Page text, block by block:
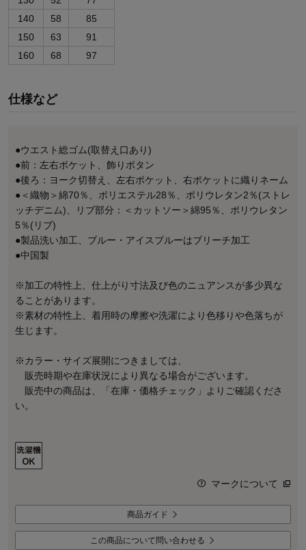
140
58
85
150
63
91
160
68 97
仕様など
●ウエスト総ゴム(取替え口あり)
●前：左右ポケット、飾りボタン
●後ろ：ヨーク切替え、左右ポケット、右ポケットに織りネーム
●＜織物＞綿70％、ポリエステル28％、ポリウレタン2％(ストレ
ッチデニム)、リブ部分：＜カットソー＞綿95％、ポリウレタン
5％(リブ)
●製品洗い加工、ブルー・アイスブルーはブリーチ加工
●中国製
※加工の特性上、仕上がり寸法及び色のニュアンスが多少異な
ることがあります。
※素材の特性上、着用時の摩擦や洗濯により色移りや色落ちが
生じます。
※カラー・サイズ展開につきましては、
販売時期や在庫状況により異なる場合がございます。
販売中の商品は、「在庫・価格チェック」よりご確認くださ
い。
マークについて
商品ガイド
この商品について問い合わせる